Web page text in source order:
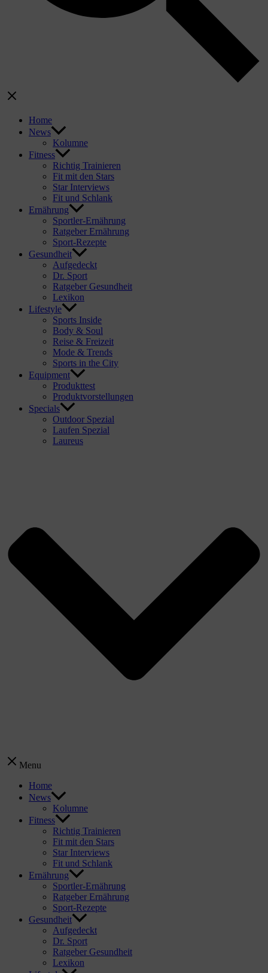
Home
News
Kolumne
Fitness
Richtig Trainieren
Fit mit den Stars
Star Interviews
Fit und Schlank
Ernährung
Sportler-Ernährung
Ratgeber Ernährung
Sport-Rezepte
Gesundheit
Aufgedeckt
Dr. Sport
Ratgeber Gesundheit
Lexikon
Lifestyle
Sports Inside
Body & Soul
Reise & Freizeit
Mode & Trends
Sports in the City
Equipment
Produkttest
Produktvorstellungen
Specials
Outdoor Spezial
Laufen Spezial
Laureus
Menu
Home
News
Kolumne
Fitness
Richtig Trainieren
Fit mit den Stars
Star Interviews
Fit und Schlank
Ernährung
Sportler-Ernährung
Ratgeber Ernährung
Sport-Rezepte
Gesundheit
Aufgedeckt
Dr. Sport
Ratgeber Gesundheit
Lexikon